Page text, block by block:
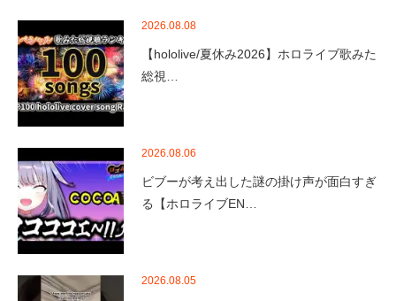
2026.08.08
【hololive/夏休み2026】ホロライブ歌みた
総視…
2026.08.06
ビブーが考え出した謎の掛け声が面白すぎ
る【ホロライブEN…
2026.08.05